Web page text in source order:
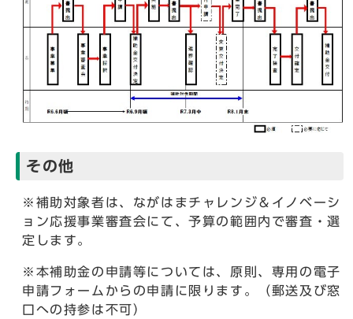
その他
※補助対象者は、ながはまチャレンジ＆イノベーシ
ョン応援事業審査会にて、予算の範囲内で審査・選
定します。
※本補助金の申請等については、原則、専用の電子
申請フォームからの申請に限ります。（郵送及び窓
口への持参は不可）